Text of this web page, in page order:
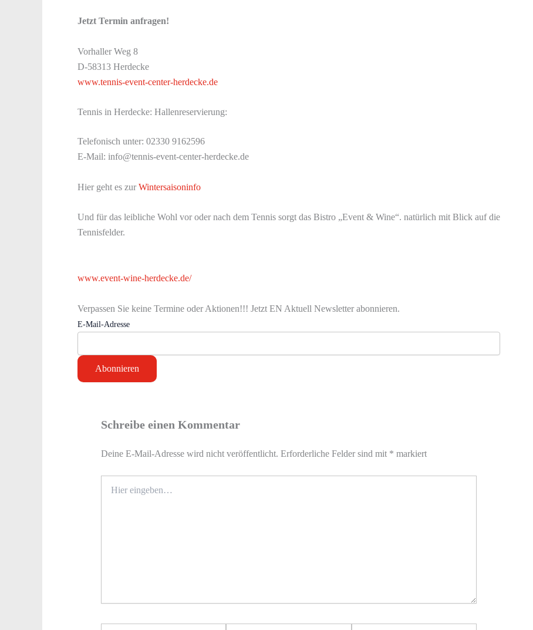
Jetzt Termin anfragen!
Vorhaller Weg 8
D-58313 Herdecke
www.tennis-event-center-herdecke.de
Tennis in Herdecke: Hallenreservierung:
Telefonisch unter: 02330 9162596
E-Mail: info@tennis-event-center-herdecke.de
Hier geht es zur Wintersaisoninfo
Und für das leibliche Wohl vor oder nach dem Tennis sorgt das Bistro „Event & Wine“. natürlich mit Blick auf die
Tennisfelder.
www.event-wine-herdecke.de/
Verpassen Sie keine Termine oder Aktionen!!! Jetzt EN Aktuell Newsletter abonnieren.
E-Mail-Adresse
Schreibe einen Kommentar
Deine E-Mail-Adresse wird nicht veröffentlicht. Erforderliche Felder sind mit * markiert
eingeben…